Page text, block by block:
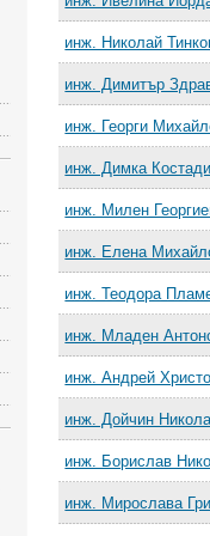
инж. Николай
инж. Димитър
инж. Георги
инж. Димка
инж. Милен
инж. Елена
инж. Теодора
инж. Младен
инж. Андрей
инж. Дойчин
инж. Борислав
инж. Мирослава